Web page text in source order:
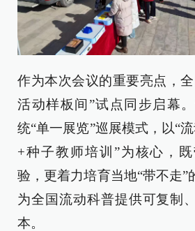
作为本次会议的重要亮点，
活动样板间”试点同步启幕
统“单一展览”巡展模式，以“
+种子教师培训”为核心，
验，更着力培育当地“带不走”
为全国流动科普提供可复制
本。